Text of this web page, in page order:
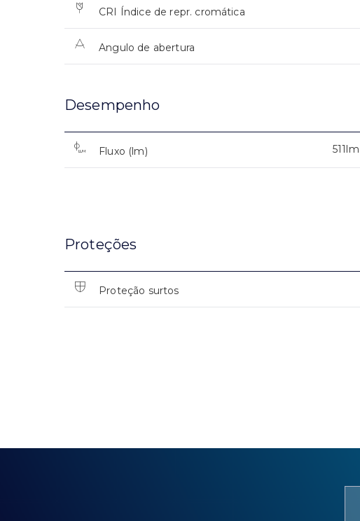
CRI Índice de repr. cromática
Angulo de abertura
Desempenho
Fluxo (lm) 511lm
Proteções
Proteção surtos